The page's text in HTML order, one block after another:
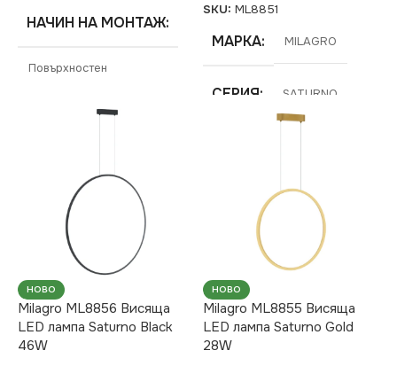
НАЧИН НА МОНТАЖ
Повърхностен
MILAGRO
НАПРЕЖЕНИЕ (V)
ЦВЕТНА
ТЕМПЕРАТУРА (K)
SKU: ML8851
МАРКА MILAGRO
СЕРИЯ SATURNO
ЦВЕТНА
ТЕМПЕРАТУРА (K)
4000
СВЕТЛИНЕН ПОТОК
НОВО
Milagro ML8856 Висяща
LED лампа Saturno Black
46W
НОВО
Milagro ML8855 Висяща
LED лампа Saturno Gold
28W